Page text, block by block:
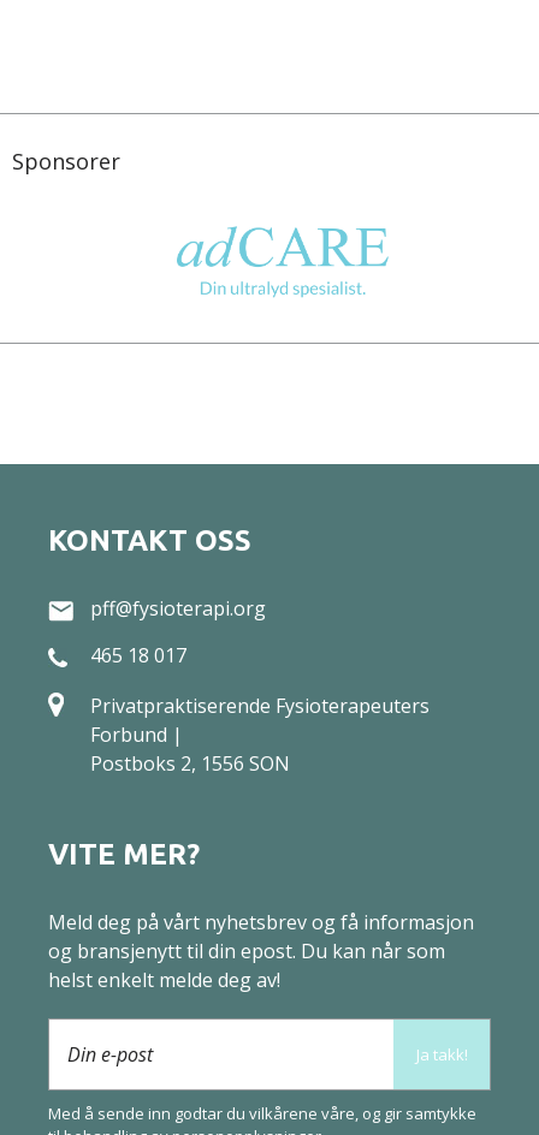
Sponsorer
KONTAKT OSS
pff@fysioterapi.org
465 18 017
Privatpraktiserende Fysioterapeuters
Forbund |
Postboks 2, 1556 SON
VITE MER?
Meld deg på vårt nyhetsbrev og få informasjon
og bransjenytt til din epost. Du kan når som
helst enkelt melde deg av!
Din e-post Ja takk!
Med å sende inn godtar du vilkårene våre, og gir samtykke